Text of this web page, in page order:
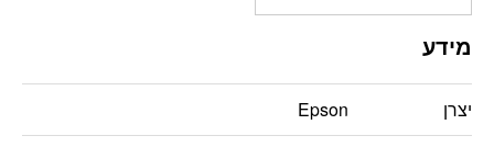
מידע
יצרן Epson